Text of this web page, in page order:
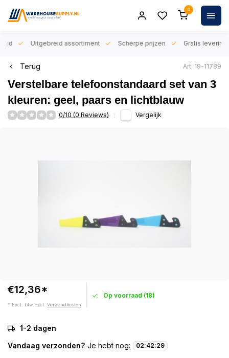
0
Uitgebreid assortiment Scherpe prijzen Gratis levering
Terug Art: 19-11789
Verstelbare telefoonstandaard set van 3
kleuren: geel, paars en lichtblauw
0/10 (0 Reviews) Vergelijk
€12,36*
* Excl. btw Excl. Verzendkosten
Op voorraad (18)
1-2 dagen
Vandaag verzonden? Je hebt nog: 02:42:29